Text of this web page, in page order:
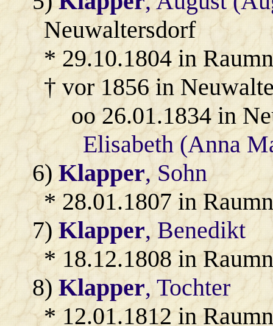
Neuwaltersdorf
* 29.10.1804 in
† vor 1856 in
oo 26.01.1834 in
Elisabeth (Anna
6)Klapper, Sohn
* 28.01.1807 in
7)Klapper, Benedikt
* 18.12.1808 in
8)Klapper, Tochter
* 12.01.1812 in